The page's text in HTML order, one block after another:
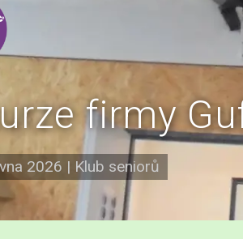
firmy
2026 | Klub seniorů